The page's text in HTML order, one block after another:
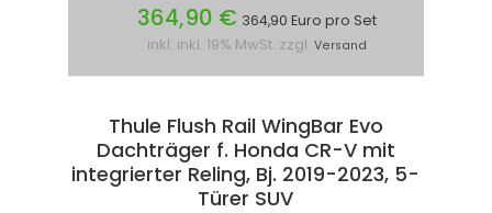
364,90 € 364,90 Euro pro Set
inkl. inkl. 19% MwSt. zzgl. Versand
Thule Flush Rail WingBar Evo
Dachträger f. Honda CR-V mit
integrierter Reling, Bj. 2019-2023, 5-
Türer SUV